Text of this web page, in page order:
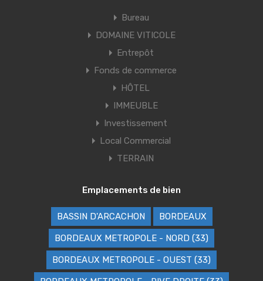
Bureau
DOMAINE VITICOLE
Entrepôt
Fonds de commerce
HÔTEL
IMMEUBLE
Investissement
Local Commercial
TERRAIN
Emplacements de bien
BASSIN D'ARCACHON BORDEAUX
BORDEAUX METROPOLE - NORD (33)
BORDEAUX METROPOLE - OUEST (33)